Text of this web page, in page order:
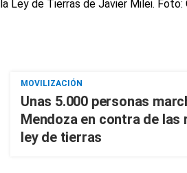
MOVILIZACIÓN
Unas 5.000 personas
Mendoza en contra de las
ley de tierras